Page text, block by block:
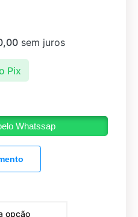
Pix
sem juros
Whatssap